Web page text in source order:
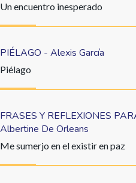
Un encuentro inesperado
PIÉLAGO - Alexis García
Piélago
FRASES Y REFLEXIONES
Albertine De Orleans
Me sumerjo en el existir en paz